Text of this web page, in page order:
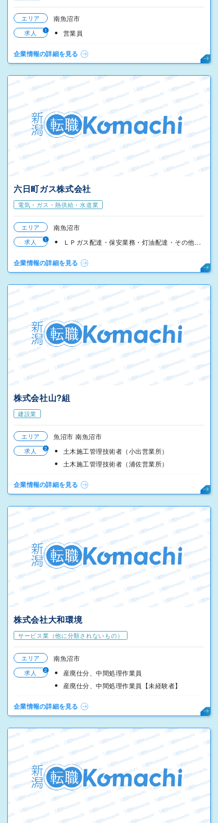
エリア 南魚沼市
求人 1 営業員
企業情報の詳細を見る
六日町ガス株式会社
電気・ガス・熱供給・水道業
エリア 南魚沼市
求人 1 ＬＰガス配達・保安業務・灯油配達・その他配達【見習可】
企業情報の詳細を見る
株式会社山?組
建設業
エリア 魚沼市 南魚沼市
求人 2
土木施工管理技術者（小出営業所）
土木施工管理技術者（浦佐営業所）
企業情報の詳細を見る
株式会社大和環境
サービス業（他に分類されないもの）
エリア 南魚沼市
求人 2
産廃仕分、中間処理作業員
産廃仕分、中間処理作業員【未経験者】
企業情報の詳細を見る